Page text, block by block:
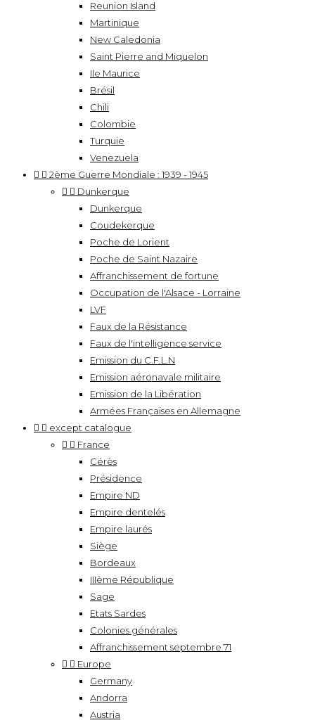
Reunion Island
Martinique
New Caledonia
Saint Pierre and Miquelon
Ile Maurice
Brésil
Chili
Colombie
Turquie
Venezuela
  2ème Guerre Mondiale : 1939 - 1945
  Dunkerque
Dunkerque
Coudekerque
Poche de Lorient
Poche de Saint Nazaire
Affranchissement de fortune
Occupation de l'Alsace - Lorraine
LVF
Faux de la Résistance
Faux de l'intelligence service
Emission du C.F.L.N
Emission aéronavale militaire
Emission de la Libération
Armées Françaises en Allemagne
  except catalogue
  France
Cérès
Présidence
Empire ND
Empire dentelés
Empire laurés
Siège
Bordeaux
IIIème République
Sage
Etats Sardes
Colonies générales
Affranchissement septembre 71
  Europe
Germany
Andorra
Austria